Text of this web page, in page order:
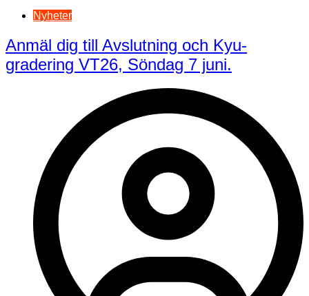
Nyheter
Anmäl dig till Avslutning och Kyu-
gradering VT26, Söndag 7 juni.